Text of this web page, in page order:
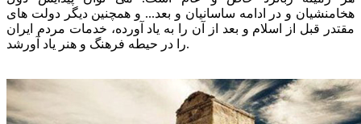
هخامنشیان و در ادامه ساسانیان و بعد... و همچنین دیگر دولت های
مقتدر قبل از اسلام و بعد از آن را به یاد آورده، خدمات مردم ایران
را در حیطه فرهنگ و هنر یاد آورشد.